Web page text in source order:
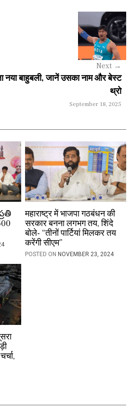
Next →
नया बाहुबली, जानें उसका नाम और बेस्ट
थ्रो
September 18, 2025
महाराष्ट्र में भाजपा गठबंधन की
सरकार बनना लगभग तय, शिंदे
बोले- “तीनों पार्टियां मिलकर तय
करेंगी सीएम”
POSTED ON NOVEMBER 23, 2024